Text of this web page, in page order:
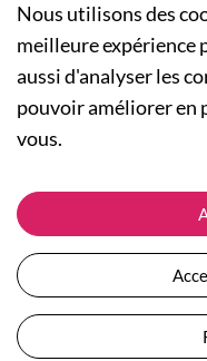
A PROPOS
Qui sommes-
Actualités
Nos
Plan du site
Devenir
NOS
Collection
Collection
Les Totebags
Nos
ASSISTANCE
Suivre ma
Expédition et
Retour et
Moyens de
Questions /
Conditions générales de
Nous utilisons des
meilleure expérience
aussi d'analyser les
pouvoir améliorer en
vous.